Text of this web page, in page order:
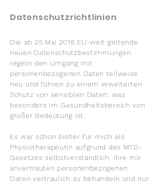
Datenschutzrichtlinien
Die ab 25.Mai 2018 EU-weit geltende
neuen Datenschutzbestimmungen
regeln den Umgang mit
personenbezogenen Daten teilweise
neu und führen zu einem erweiterten
Schutz von sensiblen Daten, was
besonders im Gesundheitsbereich von
großer Bedeutung ist.
Es war schon bisher für mich als
Physiotherapeutin aufgrund des MTD-
Gesetzes selbstverständlich, Ihre mir
anvertrauten personenbezogenen
Daten vertraulich zu behandeln und nur